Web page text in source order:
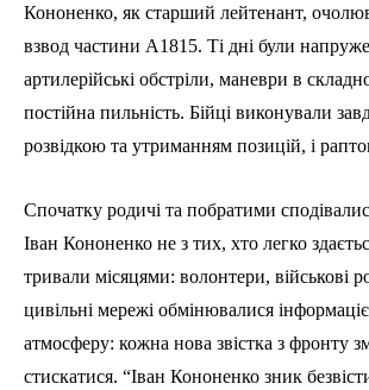
Кононенко, як старший лейтенант,
взвод частини А1815. Ті дні були
артилерійські обстріли, маневри в
постійна пильність. Бійці виконували
розвідкою та утриманням позицій, і
Спочатку родичі та побратими
Іван Кононенко не з тих, хто легко
тривали місяцями: волонтери, військові
цивільні мережі обмінювалися
атмосферу: кожна нова звістка з фронту
стискатися. “Іван Кононенко зник